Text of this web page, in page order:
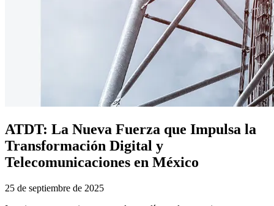
ATDT: La Nueva Fuerza que Impulsa la
Transformación Digital y
Telecomunicaciones en México
25 de septiembre de 2025